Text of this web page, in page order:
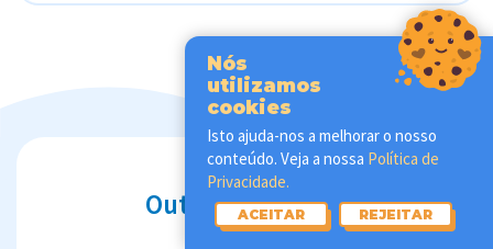
Outros colchões:
Nós
utilizamos
cookies
Isto ajuda-nos a melhorar o nosso
conteúdo. Veja a nossa Política de
Privacidade.
ACEITAR REJEITAR